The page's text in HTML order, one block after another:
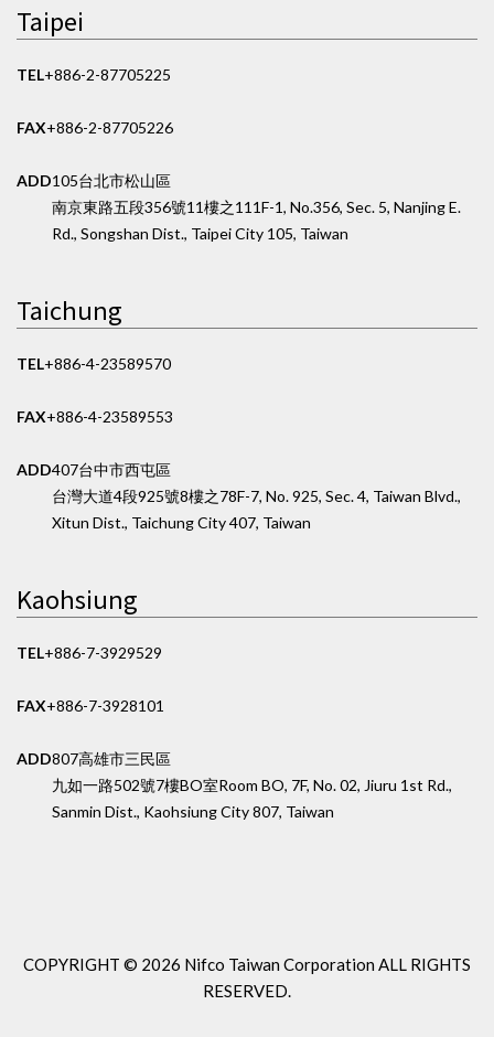
Taipei
TEL+886-2-87705225
FAX+886-2-87705226
ADD105台北市松山區
南京東路五段356號11樓之1 11F-1, No.356, Sec. 5, Nanjing E.
Rd., Songshan Dist., Taipei City 105, Taiwan
Taichung
TEL+886-4-23589570
FAX+886-4-23589553
ADD407台中市西屯區
台灣大道4段925號8樓之78F-7, No. 925, Sec. 4, Taiwan Blvd.,
Xitun Dist., Taichung City 407, Taiwan
Kaohsiung
TEL+886-7-3929529
FAX+886-7-3928101
ADD807高雄市三民區
九如一路502號7樓BO室Room BO, 7F, No. 02, Jiuru 1st Rd.,
Sanmin Dist., Kaohsiung City 807, Taiwan
COPYRIGHT © 2026 Nifco Taiwan Corporation ALL RIGHTS
RESERVED.